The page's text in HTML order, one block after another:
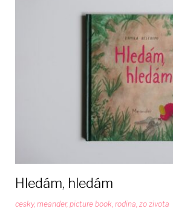
Hledám, hledám
cesky, meander, picture book, rodina, zo zivota